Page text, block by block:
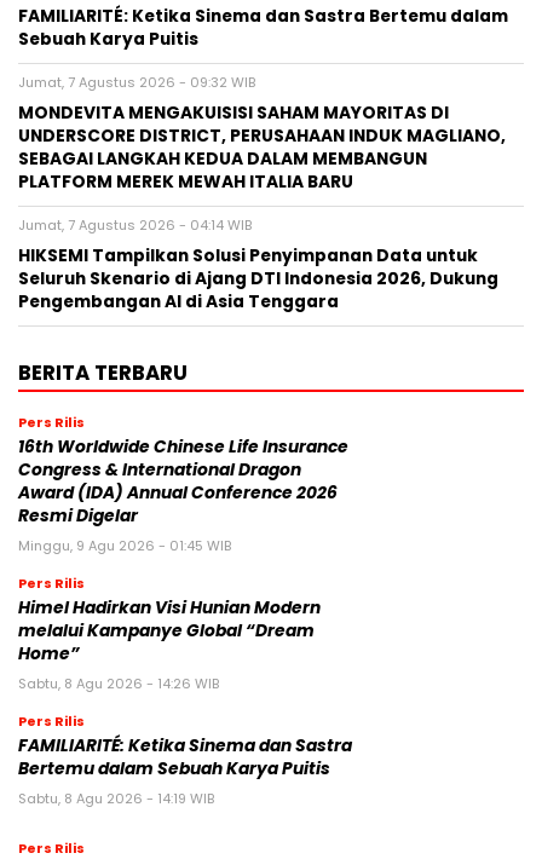
FAMILIARITÉ: Ketika Sinema dan Sastra Bertemu dalam
Sebuah Karya Puitis
Jumat, 7 Agustus 2026 - 09:32 WIB
MONDEVITA MENGAKUISISI SAHAM MAYORITAS DI
UNDERSCORE DISTRICT, PERUSAHAAN INDUK MAGLIANO,
SEBAGAI LANGKAH KEDUA DALAM MEMBANGUN
PLATFORM MEREK MEWAH ITALIA BARU
Jumat, 7 Agustus 2026 - 04:14 WIB
HIKSEMI Tampilkan Solusi Penyimpanan Data untuk
Seluruh Skenario di Ajang DTI Indonesia 2026, Dukung
Pengembangan AI di Asia Tenggara
BERITA TERBARU
Pers Rilis
16th Worldwide Chinese Life Insurance
Congress & International Dragon
Award (IDA) Annual Conference 2026
Resmi Digelar
Minggu, 9 Agu 2026 - 01:45 WIB
Pers Rilis
Himel Hadirkan Visi Hunian Modern
melalui Kampanye Global “Dream
Home”
Sabtu, 8 Agu 2026 - 14:26 WIB
Pers Rilis
FAMILIARITÉ: Ketika Sinema dan Sastra
Bertemu dalam Sebuah Karya Puitis
Sabtu, 8 Agu 2026 - 14:19 WIB
Pers Rilis